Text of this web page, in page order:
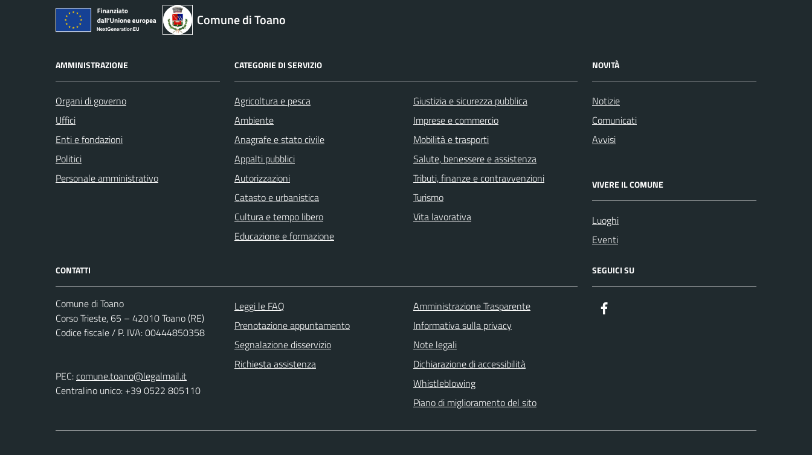
Comune di Toano
AMMINISTRAZIONE
Organi di governo
Uffici
Enti e fondazioni
Politici
Personale amministrativo
CATEGORIE DI SERVIZIO
Agricoltura e pesca
Ambiente
Anagrafe e stato civile
Appalti pubblici
Autorizzazioni
Catasto e urbanistica
Cultura e tempo libero
Educazione e formazione
Giustizia e sicurezza pubblica
Imprese e commercio
Mobilità e trasporti
Salute, benessere e assistenza
Tributi, finanze e contravvenzioni
Turismo
Vita lavorativa
NOVITÀ
Notizie
Comunicati
Avvisi
VIVERE IL COMUNE
Luoghi
Eventi
CONTATTI
Comune di Toano
Corso Trieste, 65 – 42010 Toano (RE)
Codice fiscale / P. IVA: 00444850358
PEC:comune.toano@legalmail.it
Centralino unico: +39 0522 805110
Leggi le FAQ
Prenotazione appuntamento
Segnalazione disservizio
Richiesta assistenza
Amministrazione Trasparente
Informativa sulla privacy
Note legali
Dichiarazione di accessibilità
Whistleblowing
Piano di miglioramento del sito
SEGUICI SU